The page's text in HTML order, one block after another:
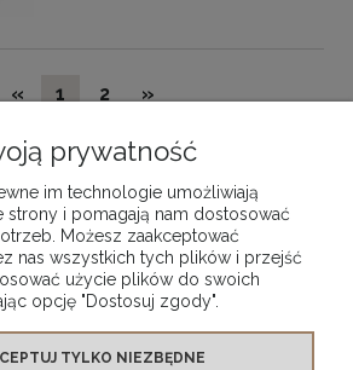
« 1 2 »
POMOC
MOJE KONTO
I DOSTAWA
prywatność
im technologie umożliwiają
strony i pomagają nam dostosować
Możesz zaakceptować
nas wszystkich tych plików i przejść
użycie plików do swoich
opcję "Dostosuj zgody".
TYLKO NIEZBĘDNE